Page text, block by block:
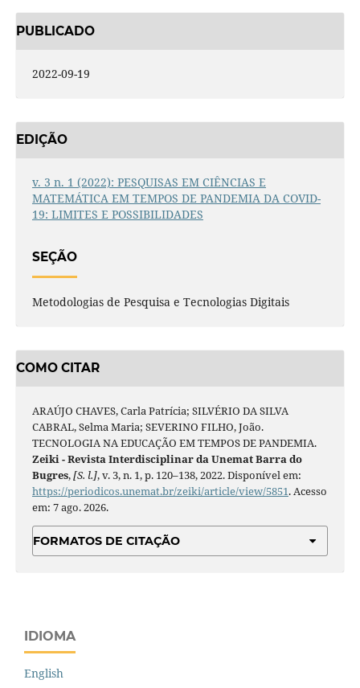
PUBLICADO
2022-09-19
EDIÇÃO
v. 3 n. 1 (2022): PESQUISAS EM CIÊNCIAS E
MATEMÁTICA EM TEMPOS DE PANDEMIA DA COVID-
19: LIMITES E POSSIBILIDADES
SEÇÃO
Metodologias de Pesquisa e Tecnologias Digitais
COMO CITAR
ARAÚJO CHAVES, Carla Patrícia; SILVÉRIO DA SILVA
CABRAL, Selma Maria; SEVERINO FILHO, João.
TECNOLOGIA NA EDUCAÇÃO EM TEMPOS DE PANDEMIA.
Zeiki - Revista Interdisciplinar da Unemat Barra do
Bugres,[S. l.], v. 3, n. 1, p. 120–138, 2022. Disponível em:
https://periodicos.unemat.br/zeiki/article/view/5851. Acesso
em: 7 ago. 2026.
FORMATOS DE CITAÇÃO
IDIOMA
English